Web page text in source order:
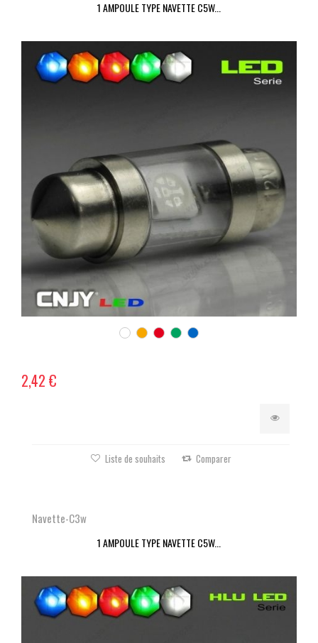
1 AMPOULE TYPE NAVETTE C5W...
2,42 €
Liste de souhaits Comparer
Navette-C3w
1 AMPOULE TYPE NAVETTE C5W...